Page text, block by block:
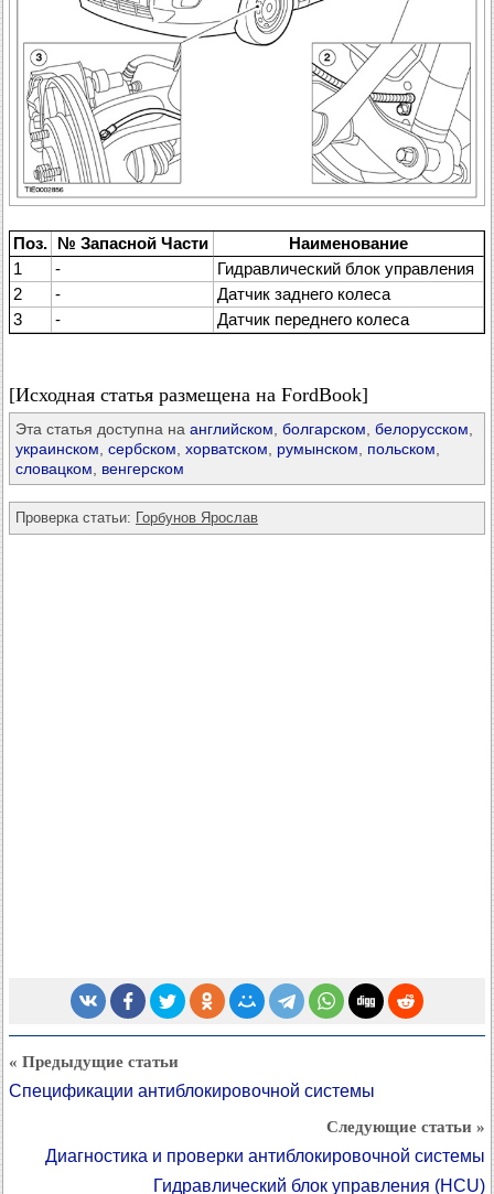
Поз. № Запасной Части
Наименование
1
-
Гидравлический блок управления
2
-
Датчик заднего колеса
3
- Датчик переднего колеса
[Исходная статья размещена на FordBook]
Эта статья доступна на английском, болгарском, белорусском,
украинском, сербском, хорватском, румынском, польском,
словацком, венгерском
Проверка статьи: Горбунов Ярослав
« Предыдущие статьи
Спецификации антиблокировочной системы
Следующие статьи »
Диагностика и проверки антиблокировочной системы
Гидравлический блок управления (HCU)